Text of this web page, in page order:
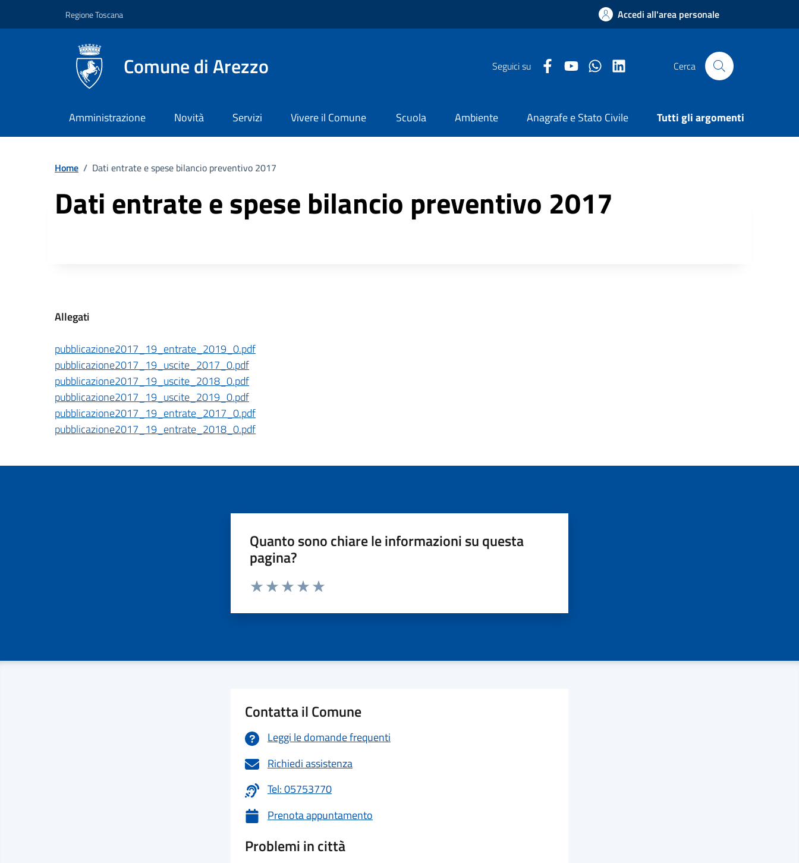
Regione Toscana Accedi all'area personale
Comune di Arezzo Seguici su Facebook Comune di Arezzo
Youtube Comune di Arezzo
Twitter Comune di Arezzo
LinkedIn Comune di Arezzo
Cerca
Amministrazione Novità Servizi Vivere il Comune Scuola Ambiente Anagrafe e Stato Civile Tutti gli argomenti
Home / Dati entrate e spese bilancio preventivo 2017
Dati entrate e spese bilancio preventivo 2017
Allegati
pubblicazione2017_19_entrate_2019_0.pdf
pubblicazione2017_19_uscite_2017_0.pdf
pubblicazione2017_19_uscite_2018_0.pdf
pubblicazione2017_19_uscite_2019_0.pdf
pubblicazione2017_19_entrate_2017_0.pdf
pubblicazione2017_19_entrate_2018_0.pdf
Quanto sono chiare le informazioni su questa
pagina?
Valuta da 1 a 5 stelle la pagina
Contatta il Comune
Leggi le domande frequenti
Richiedi assistenza
Tel: 05753770
Prenota appuntamento
Problemi in città